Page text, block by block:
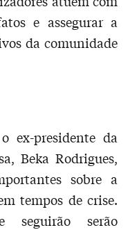
e assegurar a
da comunidade
ex-presidente da
Beka Rodrigues,
sobre a
tempos de crise.
seguirão serão